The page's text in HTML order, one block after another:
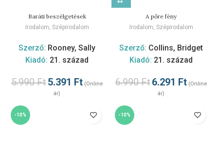
Baráti beszélgetések
Irodalom Szépirodalom
Szerző: Rooney, Sally
Kiadó: 21. század
5.990Ft5.391 Ft (Online
ár)
A pőre fény
Irodalom Szépirodalom
Szerző: Collins, Bridget
Kiadó: 21. század
6.990Ft6.291 Ft (Online
ár)
-10% -10%